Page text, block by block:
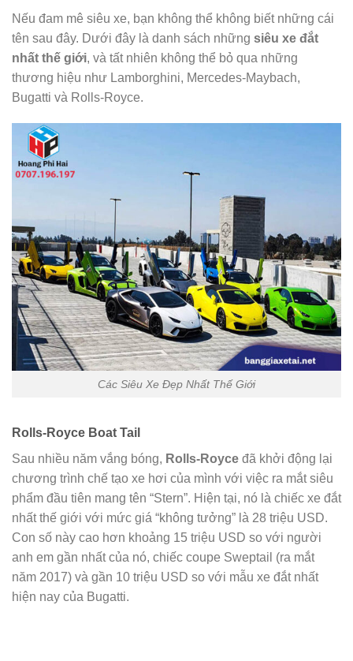
Nếu đam mê siêu xe, bạn không thể không biết những cái
tên sau đây. Dưới đây là danh sách những siêu xe đắt
nhất thế giới, và tất nhiên không thể bỏ qua những
thương hiệu như Lamborghini, Mercedes-Maybach,
Bugatti và Rolls-Royce.
Các Siêu Xe Đẹp Nhất Thế Giới
Rolls-Royce Boat Tail
Sau nhiều năm vắng bóng, Rolls-Royce đã khởi động lại
chương trình chế tạo xe hơi của mình với việc ra mắt siêu
phẩm đầu tiên mang tên “Stern”. Hiện tại, nó là chiếc xe đắt
nhất thế giới với mức giá “không tưởng” là 28 triệu USD.
Con số này cao hơn khoảng 15 triệu USD so với người
anh em gần nhất của nó, chiếc coupe Sweptail (ra mắt
năm 2017) và gần 10 triệu USD so với mẫu xe đắt nhất
hiện nay của Bugatti.